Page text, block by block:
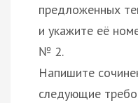
предложенных
и укажите её
№ 2.
Напишите
следующие